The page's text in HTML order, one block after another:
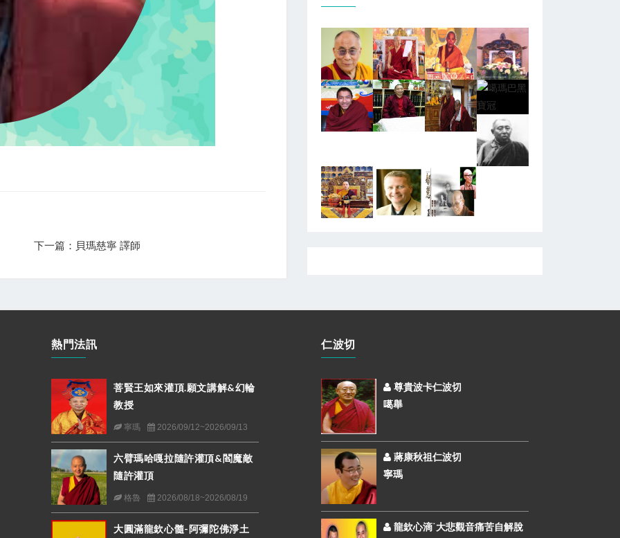
下一篇：貝瑪慈寧 譯師
熱門法訊
菩賢王如來灌頂.願文講解&幻輪
教授
寧瑪 2026/09/12~2026/09/13
六臂瑪哈嘎拉隨許灌頂&閻魔敵
隨許灌頂
格魯 2026/08/18~2026/08/19
大圓滿龍欽心髓-阿彌陀佛淨土
仁波切
尊貴波卡仁波切
噶舉
蔣康秋祖仁波切
寧瑪
龍欽心滴˙大悲觀音痛苦自解脫